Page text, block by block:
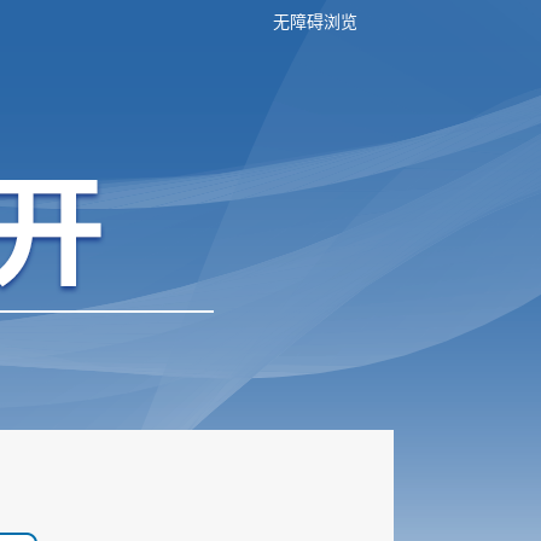
无障碍浏览